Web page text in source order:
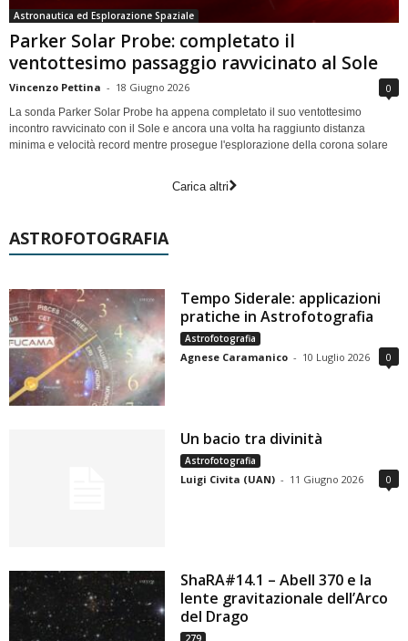
Astronautica ed Esplorazione Spaziale
Parker Solar Probe: completato il
ventottesimo passaggio ravvicinato al Sole
Vincenzo Pettina - 18 Giugno 2026 0
La sonda Parker Solar Probe ha appena completato il suo ventottesimo
incontro ravvicinato con il Sole e ancora una volta ha raggiunto distanza
minima e velocità record mentre prosegue l'esplorazione della corona solare
Carica altri
ASTROFOTOGRAFIA
Tempo Siderale: applicazioni
pratiche in Astrofotografia
Astrofotografia
Agnese Caramanico - 10 Luglio 2026 0
Un bacio tra divinità
Astrofotografia
Luigi Civita (UAN) - 11 Giugno 2026 0
ShaRA#14.1 – Abell 370 e la
lente gravitazionale dell’Arco
del Drago
279